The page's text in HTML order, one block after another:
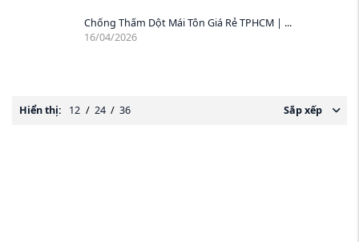
Chống Thấm Dột Mái Tôn Giá Rẻ TPHCM | ...
16/04/2026
Hiển thị: 12 / 24 / 36 Sắp xếp